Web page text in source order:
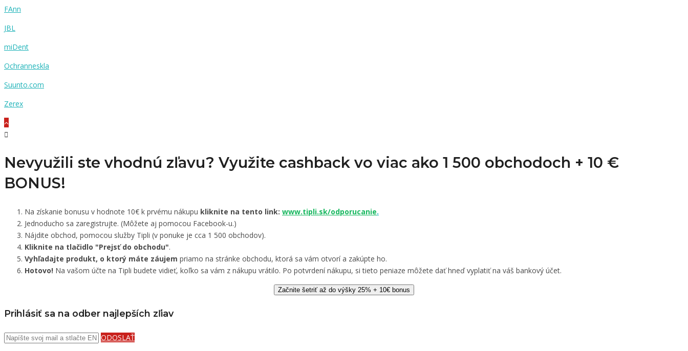
FAnn
JBL
miDent
Ochranneskla
Suunto.com
Zerex
Nevyužili ste vhodnú zľavu? Využite cashback vo viac ako 1 500 obchodoch + 10 €
BONUS!
Na získanie bonusu v hodnote 10€ k prvému nákupu kliknite na tento link: www.tipli.sk/odporucanie.
Jednoducho sa zaregistrujte. (Môžete aj pomocou Facebook-u.)
Nájdite obchod, pomocou služby Tipli (v ponuke je cca 1 500 obchodov).
Kliknite na tlačidlo "Prejsť do obchodu".
Vyhľadajte produkt, o ktorý máte záujem priamo na stránke obchodu, ktorá sa vám otvorí a zakúpte ho.
Hotovo! Na vašom účte na Tipli budete vidieť, koľko sa vám z nákupu vrátilo. Po potvrdení nákupu, si tieto peniaze môžete dať hneď vyplatiť na váš bankový účet.
Začnite šetriť až do výšky 25% + 10€ bonus
Prihlásiť sa na odber najlepších zľiav
ODOSLAŤ